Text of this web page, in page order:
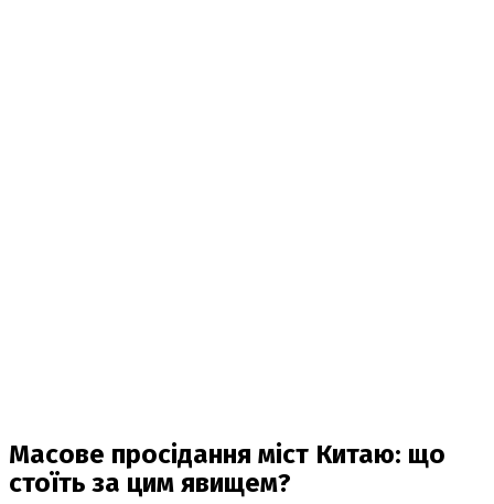
Масове просідання міст Китаю: що
стоїть за цим явищем?